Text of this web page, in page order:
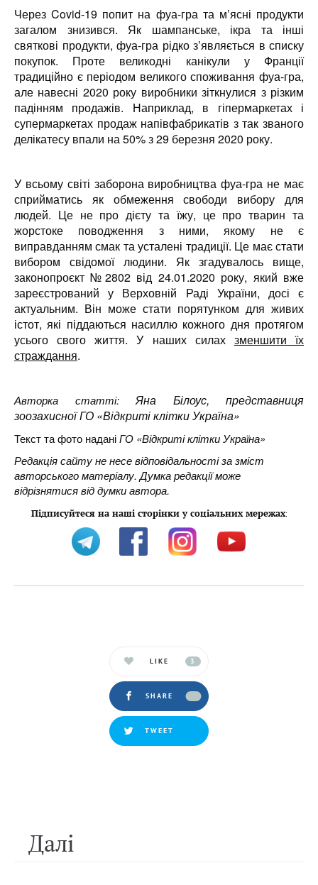
Через Covid-19 попит на фуа-гра та м’ясні продукти
загалом знизився. Як шампанське, ікра та інші
святкові продукти, фуа-гра рідко з’являється в списку
покупок. Проте великодні канікули у Франції
традиційно є періодом великого споживання фуа-гра,
але навесні 2020 року виробники зіткнулися з різким
падінням продажів. Наприклад, в гіпермаркетах і
супермаркетах продаж напівфабрикатів з так званого
делікатесу впали на 50% з 29 березня 2020 року.
У всьому світі заборона виробництва фуа-гра не має
сприйматись як обмеження свободи вибору для
людей. Це не про дієту та їжу, це про тварин та
жорстоке поводження з ними, якому не є
виправданням смак та усталені традиції. Це має стати
вибором свідомої людини. Як згадувалось вище,
законопроєкт №2802 від 24.01.2020 року, який вже
зареєстрований у Верховній Раді України, досі є
актуальним. Він може стати порятунком для живих
істот, які піддаються насиллю кожного дня протягом
усього свого життя. У наших силах зменшити їх
страждання.
Авторка статті: Яна Білоус, представниця
зоозахисної ГО «Відкриті клітки Україна»
Текст та фото наданіГО «Відкриті клітки Україна»
Редакція сайту не несе відповідальності за зміст
авторського матеріалу. Думка редакції може
відрізнятися від думки автора.
Підписуйтеся на наші сторінки у соціальних мережах:
LIKE 3
SHARE
TWEET
Далi